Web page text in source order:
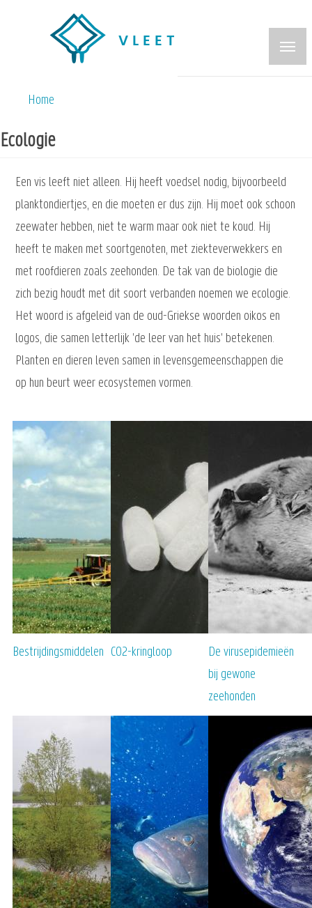
Home
Ecologie
Een vis leeft niet alleen. Hij heeft voedsel nodig, bijvoorbeeld
planktondiertjes, en die moeten er dus zijn. Hij moet ook schoon
zeewater hebben, niet te warm maar ook niet te koud. Hij
heeft te maken met soortgenoten, met ziekteverwekkers en
met roofdieren zoals zeehonden. De tak van de biologie die
zich bezig houdt met dit soort verbanden noemen we ecologie.
Het woord is afgeleid van de oud-Griekse woorden oikos en
logos, die samen letterlijk 'de leer van het huis' betekenen.
Planten en dieren leven samen in levensgemeenschappen die
op hun beurt weer ecosystemen vormen.
Bestrijdingsmiddelen CO2-kringloop
De virusepidemieën
bij gewone
zeehonden